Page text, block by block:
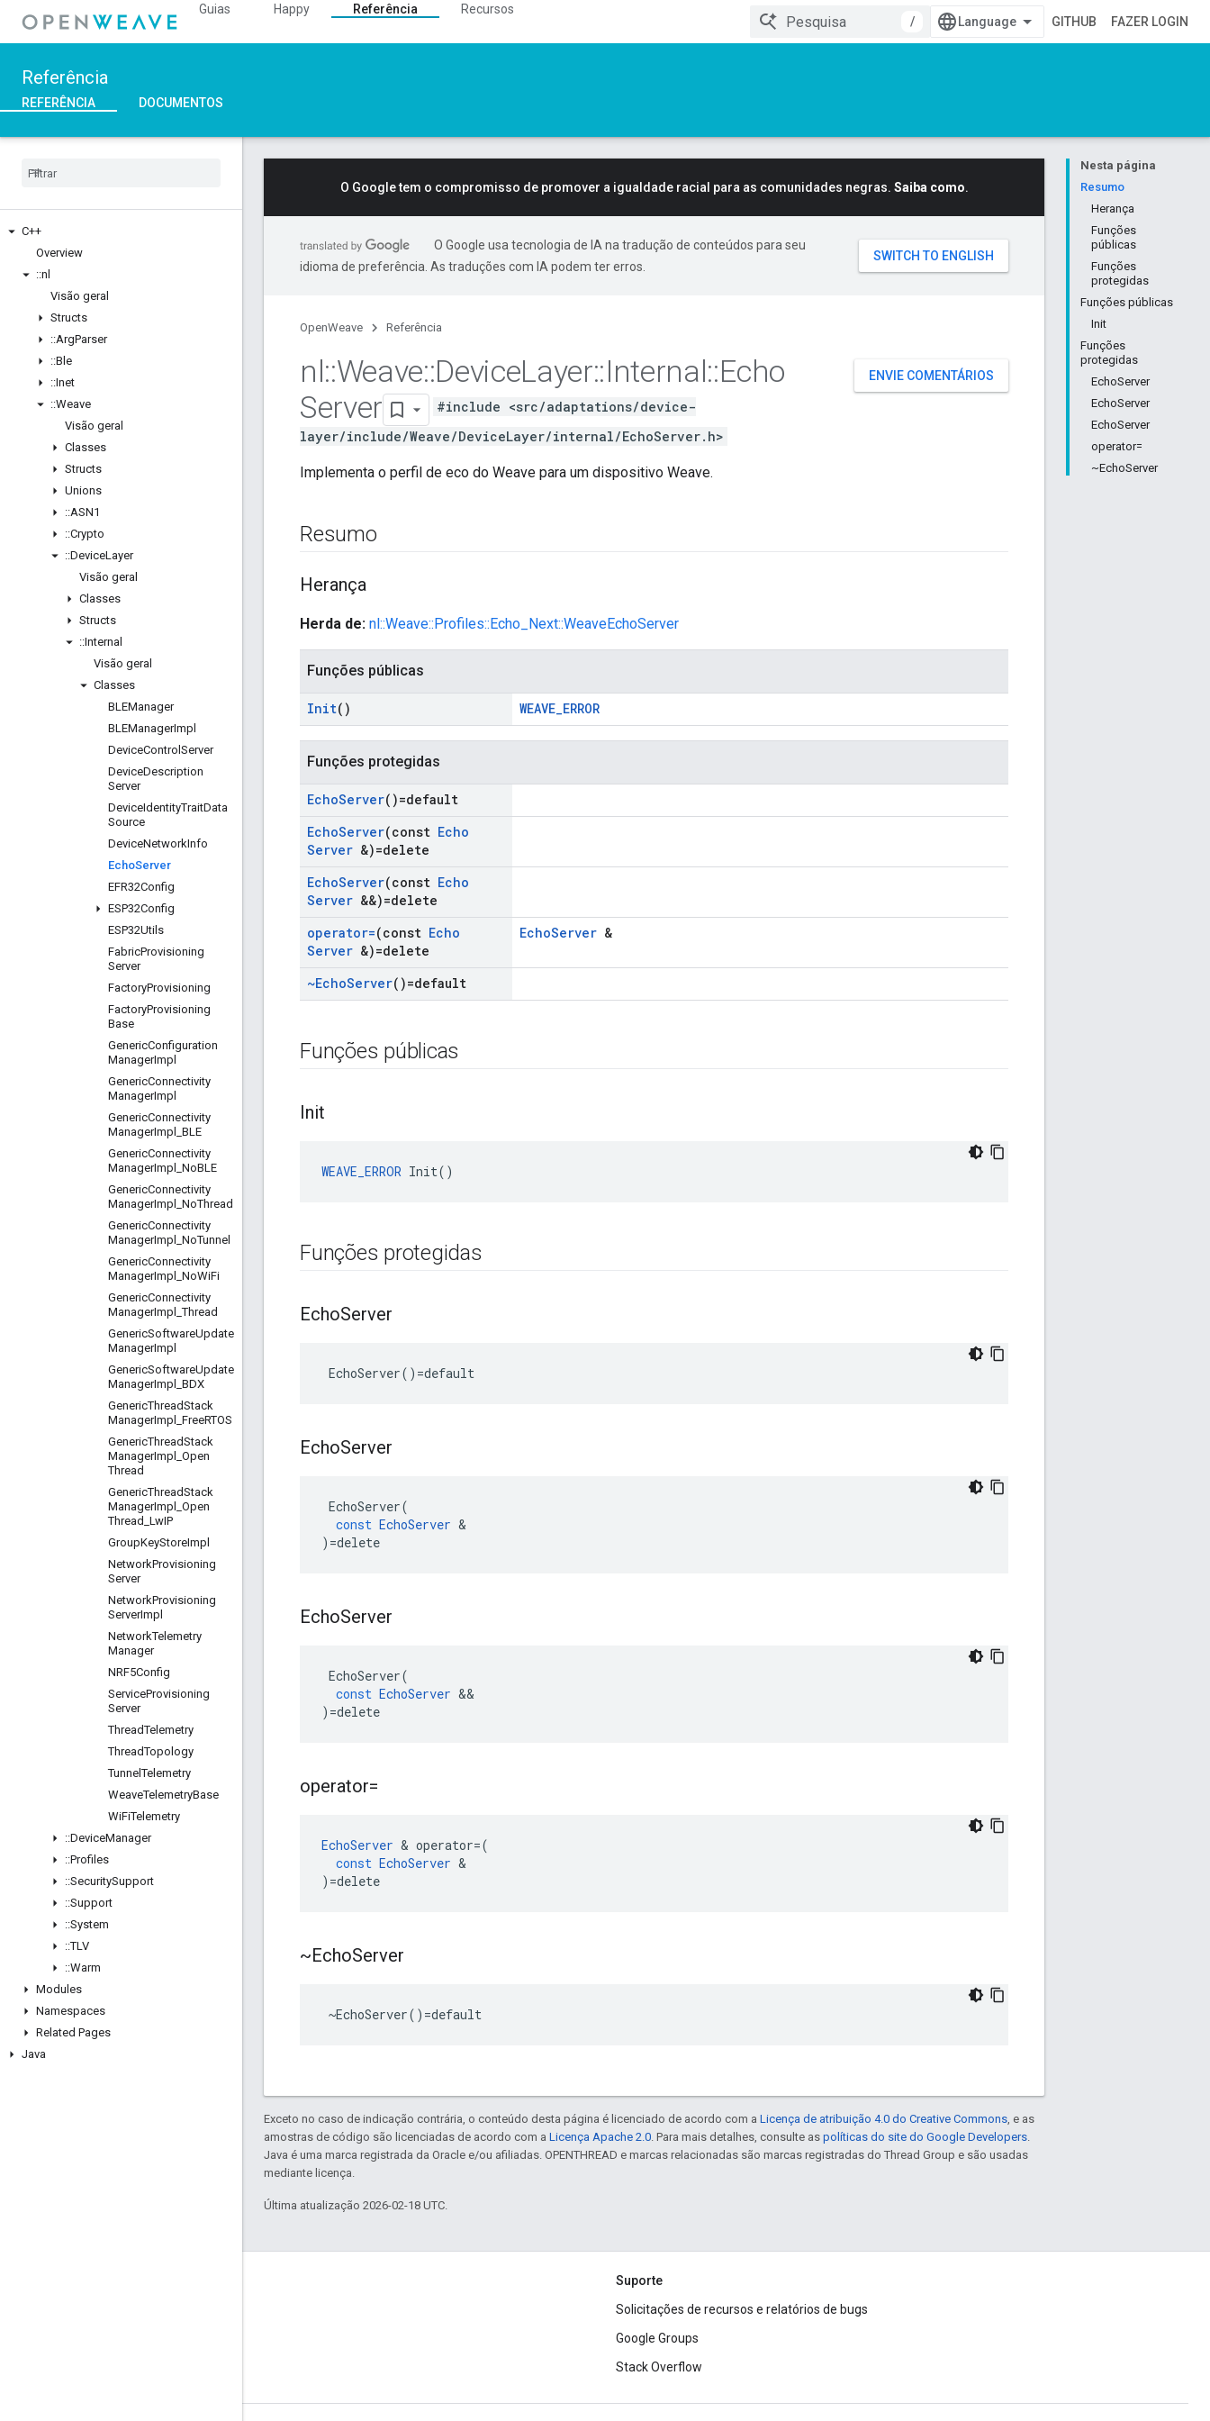
Guias Happy Referência
Recursos
/
GITHUB FAZER LOGIN
Referência
REFERÊNCIA DOCUMENTOS
C++
Overview
::nl
Visão geral
Structs
::ArgParser
::Ble
::Inet
::Weave
Visão geral
Classes
Structs
Unions
::ASN1
::Crypto
::DeviceLayer
Visão geral
Classes
Structs
::Internal
Visão geral
Classes
BLEManager
BLEManagerImpl
DeviceControl Server
DeviceDescription
Server
DeviceIdentityTraitData
Source
DeviceNetworkInfo
EchoServer
EFR32Config
ESP32Config
ESP32Utils
FabricProvisioning
Server
FactoryProvisioning
FactoryProvisioning
Base
GenericConfiguration
ManagerImpl
GenericConnectivity
ManagerImpl
GenericConnectivity
ManagerImpl
BLE
GenericConnectivity
ManagerImpl NoBLE
GenericConnectivity
ManagerImpl NoThread
GenericConnectivity
ManagerImpl NoTunnel
GenericConnectivity
ManagerImpl NoWiFi
GenericConnectivity
ManagerImpl _Thread
GenericSoftwareUpdate
ManagerImpl
GenericSoftwareUpdate
ManagerImpl
BDX
GenericThreadStack
ManagerImpl FreeRTOS
GenericThreadStack
ManagerImpl
Open
Thread
GenericThreadStack
ManagerImpl
Open
Thread LwIP
GroupKeyStoreImpl
NetworkProvisioning
Server
NetworkProvisioning
ServerImpl
NetworkTelemetry
Manager
NRF5Config
ServiceProvisioning
Server
ThreadTelemetry
ThreadTopology
TunnelTelemetry
WeaveTelemetryBase
WiFiTelemetry
::DeviceManager
::Profiles
::SecuritySupport
::Support
::System
::TLV
::Warm
Modules
Namespaces
Related Pages
Java
Nesta página
Resumo
Herança
Funções
públicas
Funções
protegidas
Funções públicas
Init
Funções
protegidas
EchoServer
EchoServer
EchoServer
operator=
~EchoServer
O Google tem o compromisso de promover a igualdade racial para as comunidades negras. Saiba como.
O Google usa tecnologia de IA na tradução de conteúdos para seu
idioma de preferência. As traduções com IA podem ter erros.
OpenWeave Referência
ENVIE COMENTÁRIOS
nl::Weave::DeviceLayer::Internal::Echo
Server
#include <src/adaptations/device-
layer/include/Weave/DeviceLayer/internal/EchoServer.h>
Implementa o perfil de eco do Weave para um dispositivo Weave.
Resumo
Herança
Herda de: nl::Weave::Profiles::Echo_Next::WeaveEchoServer
Funções públicas
Init() WEAVE_ERROR
Funções protegidas
EchoServer()=default
EchoServer(const Echo
Server &)=delete
EchoServer(const Echo
Server &&)=delete
operator=(const Echo
Server &)=delete
EchoServer &
~EchoServer()=default
Funções públicas
Init
WEAVE_ERROR Init()
Funções protegidas
EchoServer
EchoServer()=default
EchoServer
EchoServer(
const EchoServer &
) =delete
EchoServer
EchoServer(
const EchoServer &&
) =delete
operator=
EchoServer & operator=(
const EchoServer &
) =delete
~EchoServer
~EchoServer()=default
Exceto no caso de indicação contrária, o conteúdo desta página é licenciado de acordo com a Licença de atribuição 4.0 do Creative Commons, e as
amostras de código são licenciadas de acordo com a Licença Apache 2.0. Para mais detalhes, consulte as políticas do site do Google Developers.
Java é uma marca registrada da Oracle e/ou afiliadas. OPENTHREAD e marcas relacionadas são marcas registradas do Thread Group e são usadas
mediante licença.
Última atualização 2026-02-18 UTC.
Suporte
Solicitações de recursos e relatórios de bugs
Google Groups
Stack Overflow